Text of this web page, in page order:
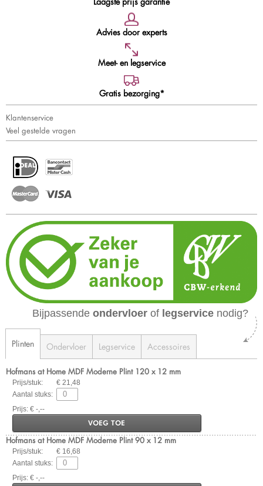
Advies door experts
Meet- en legservice
Gratis bezorging*
Klantenservice
Veel gestelde vragen
Bijpassende ondervloer of legservice nodig?
Plinten Ondervloer Legservice Accessoires
Hofmans at Home MDF Moderne Plint 120 x 12 mm
Prijs/stuk:
€ 21,48
Aantal stuks:
Prijs: € -,--
VOEG TOE
Hofmans at Home MDF Moderne Plint 90 x 12 mm
Prijs/stuk:
€ 16,68
Aantal stuks:
Prijs: € -,--